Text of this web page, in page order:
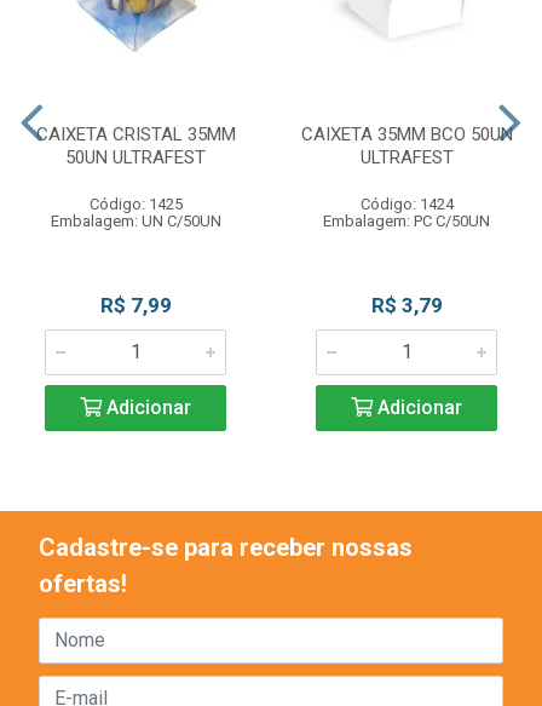
CAIXETA CRISTAL 35MM
50UN ULTRAFEST
Código: 1425
Embalagem: UN C/50UN
R$ 7,99
Adicionar
CAIXETA 35MM BCO 50UN
ULTRAFEST
Código: 1424
Embalagem: PC C/50UN
R$ 3,79
Adicionar
Cadastre-se para receber nossas
ofertas!